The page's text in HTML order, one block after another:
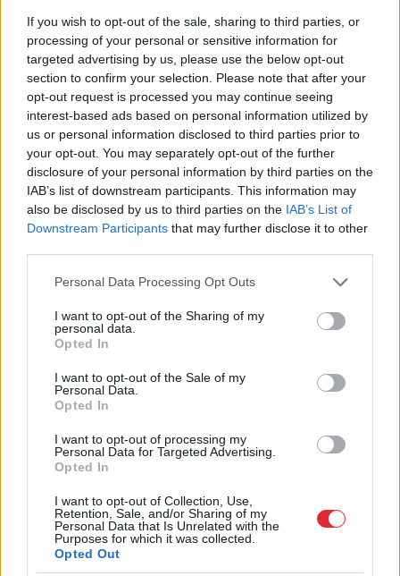
If you wish to opt-out of the sale, sharing to third parties, or
processing of your personal or sensitive information for
targeted advertising by us, please use the below opt-out
section to confirm your selection. Please note that after your
opt-out request is processed you may continue seeing
interest-based ads based on personal information utilized by
us or personal information disclosed to third parties prior to
your opt-out. You may separately opt-out of the further
disclosure of your personal information by third parties on the
IAB’s list of downstream participants. This information may
also be disclosed by us to third parties on the IAB’s List of
Downstream Participants that may further disclose it to other
Please note that this website/app uses one or more Google
not limited to your visit or usage behaviour. You may click to
grant or deny consent to Google and its third-party tags to
use your data for below specified purposes in below Google
consent section.
Personal Data Processing Opt Outs
I want to opt-out of the Sharing of my
personal data.
Opted In
I want to opt-out of the Sale of my
Personal Data.
Opted In
I want to opt-out of processing my
Personal Data for Targeted Advertising.
Opted In
I want to opt-out of Collection, Use,
Retention, Sale, and/or Sharing of my
Personal Data that Is Unrelated with the
Purposes for which it was collected.
Opted Out
uz pusēm, viņu sagaida
pārsteigums
Kā duncis mugurā!
Bagātā Krievijas
atteikusies no Krievijas
naftas iepirkšanas
TESTS. Ja vari izlasīt
vārdus, kas apgriezti
pagaidām viss ir